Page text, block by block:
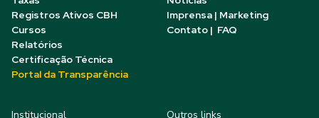
Registros Ativos CBH
Cursos
Relatórios
Certificação Técnica
Portal da Transparência
Imprensa | Marketing
Contato | FAQ
Institucional Outros links